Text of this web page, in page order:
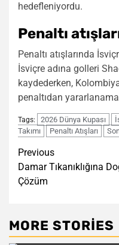
hedefleniyordu.
Penaltı
Penaltı atışlarında
İsviçre adına golleri
kaydederken,
penaltıdan
Tags: 2026 Dünya Kupası
Takımı
Penaltı Atışları
Post
navigation
Previous
Damar Tıkanıklığına
Çözüm
MORE STORIES